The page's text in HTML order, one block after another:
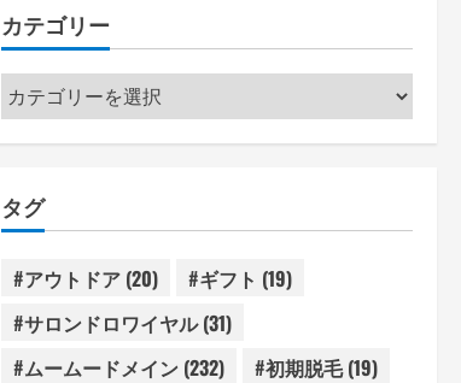
カテゴリー
カ
テ
ー
タグ
#アウトドア(20) #ギフト (19)
#サロンドロワイヤル(31)
#ムームードメイン(232) #初期脱毛(19)